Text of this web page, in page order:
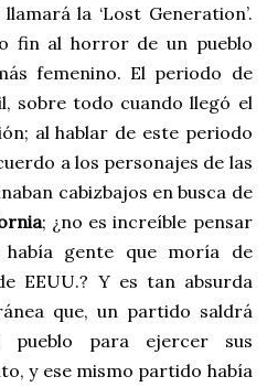
la ‘Lost Generation’.
fin al horror de un pueblo
femenino. El periodo de
sobre todo cuando llegó el
al hablar de este periodo
a los personajes de las
cabizbajos en busca de
; ¿no es increíble pensar
gente que moría de
EEUU.? Y es tan absurda
que, un partido saldrá
para ejercer sus
y ese mismo partido había